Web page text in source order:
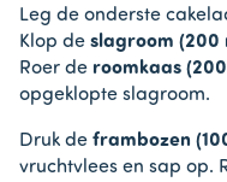
Leg de onderste
Klop de slagroom (200
Roer de roomkaas
opgeklopte slagroom.
Druk de frambozen
vruchtvlees en sap op.